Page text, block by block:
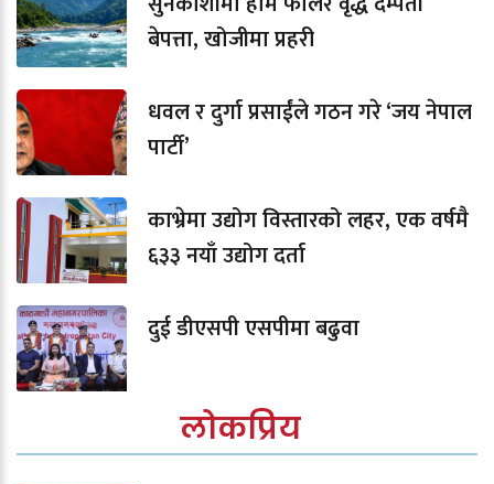
बेपत्ता, खोजीमा प्रहरी
धवल र दुर्गा प्रसाईंले गठन गरे ‘जय नेपाल
पार्टी’
काभ्रेमा उद्योग विस्तारको लहर, एक वर्षमै
६३३ नयाँ उद्योग दर्ता
दुई डीएसपी एसपीमा बढुवा
लोकप्रिय